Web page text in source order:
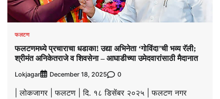
फलटण
फलटणमध्ये प्रचाराचा धडाका! उद्या अभिनेता ‘गोविंदा’ची भव्य रॅली;
श्रीमंत अनिकेतराजे व शिवसेना – आघाडीच्या उमेदवारांसाठी मैदानात
Lokjagar December 18, 2025 0
| लोकजागर | फलटण | दि. १८ डिसेंबर २०२५ | फलटण नगर